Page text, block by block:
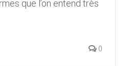
que l’on entend très
0